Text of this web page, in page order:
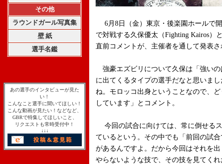
その他
ラウンドガール写真集
壁 紙
選手名鑑
あの選手のインタビューが見た
い！
こんなこと選手に聞いてほしい！
こんな動画が見たい！などなど、
GBRで特集してほしいこと、
リクエストも常時受付中！
↓↓↓
6月8日（金）東京・後楽園ホールで
で対戦する久保優太（Fighting Kairos）
直前コメントが、主催者を通して発表
強豪エズビリについて久保は「強い
に出てくるタイプの選手だなと思いま
ね。モロッコ出身ということなので、
しています」とコメント。
今回の試合に向けては、常に倒せる
ているという。その中でも「前回の試
があるんですよ。だから今回はそれを
やらないような技で、その技を見てく